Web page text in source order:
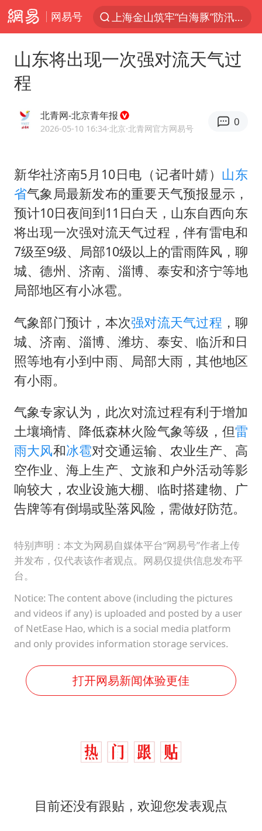
网易号
上海金山筑牢“白海豚”防汛屏障
白海豚对华东华北影响会大于巴威
全球最大级别运输船通过长江大桥
上海全力守护市民“菜篮子”
国足U17与阿森纳决赛取消 并列冠军
白海豚北上或致京津冀暴雨
构建更高水平的全民健身公共服务体系
上门女婿出轨女邻居多年被判重婚罪
《龙餐馆》 冲奖
存款市场为何两极分化
奋力开创中国式现代化建设新局面
山东将出现一次强对流天气过
程
北青网-北京青年报
2026-05-10 16:34·北京·北青网官方网易号
0
新华社济南5月10日电（记者叶婧） 山东
省气象局最新发布的重要天气预报显示，
预计10日夜间到11日白天，山东自西向东
将出现一次强对流天气过程，伴有雷电和
7级至9级、局部10级以上的雷雨阵风，聊
城、德州、济南、淄博、泰安和济宁等地
局部地区有小冰雹。
气象部门预计，本次强对流天气过程 ，聊
城、济南、淄博、潍坊、泰安、临沂和日
照等地有小到中雨、局部大雨，其他地区
有小雨。
气象专家认为，此次对流过程有利于增加
土壤墒情、降低森林火险气象等级，但雷
雨大风和冰雹对交通运输、农业生产、高
空作业、海上生产、文旅和户外活动等影
响较大，农业设施大棚、临时搭建物、广
告牌等有倒塌或坠落风险，需做好防范。
特别声明：本文为网易自媒体平台“网易号”作者上传
并发布，仅代表该作者观点。网易仅提供信息发布平
台。
Notice: The content above (including the pictures
and videos if any) is uploaded and posted by a user
of NetEase Hao, which is a social media platform
and only provides information storage services.
打开网易新闻体验更佳
目前还没有跟贴，欢迎您发表观点